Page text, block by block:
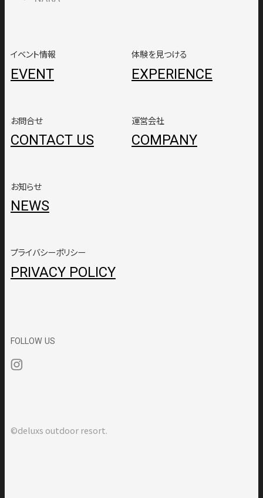
イベント情報
EVENT
お問合せ
CONTACT US
体験を見つける
EXPERIENCE
運営会社
COMPANY
お知らせ
NEWS
プライバシーポリシー
PRIVACY POLICY
FOLLOW US
©deluxs outdoor resort.